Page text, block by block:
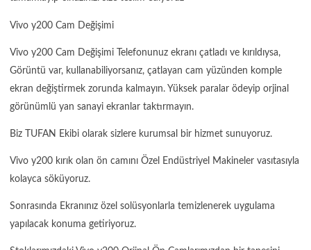
Vivo y200 Cam Değişimi
Vivo y200 Cam Değişimi Telefonunuz ekranı çatladı ve kırıldıysa,
Görüntü var, kullanabiliyorsanız, çatlayan cam yüzünden komple
ekran değiştirmek zorunda kalmayın. Yüksek paralar ödeyip orjinal
görünümlü yan sanayi ekranlar taktırmayın.
Biz TUFAN Ekibi olarak sizlere kurumsal bir hizmet sunuyoruz.
Vivo y200 kırık olan ön camını Özel Endüstriyel Makineler vasıtasıyla
kolayca söküyoruz.
Sonrasında Ekranınız özel solüsyonlarla temizlenerek uygulama
yapılacak konuma getiriyoruz.